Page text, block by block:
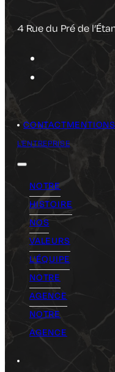
4 Rue du Pré de
L'ENTREPRISE
NOTRE
HISTOIRE
NOS
VALEURS
L'ÉQUIPE
NOTRE
AGENCE
NOTRE
AGENCE
CONTACT